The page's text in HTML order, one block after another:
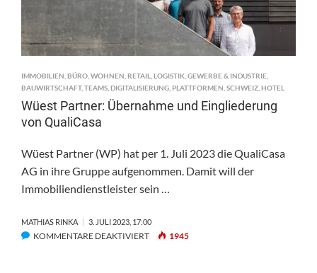
IMMOBILIEN BÜRO WOHNEN RETAIL LOGISTIK GEWERBE & INDUSTRIE
BAUWIRTSCHAFT, TEAMS DIGITALISIERUNG PLATTFORMEN SCHWEIZ HOTEL
Wüest Partner: Übernahme und Eingliederung
von QualiCasa
Wüest Partner (WP) hat per 1. Juli 2023 die QualiCasa
AG in ihre Gruppe aufgenommen. Damit will der
Immobiliendienstleister sein …
MATHIAS RINKA 3. JULI 2023, 17:00
KOMMENTARE DEAKTIVIERTFÜR 1945